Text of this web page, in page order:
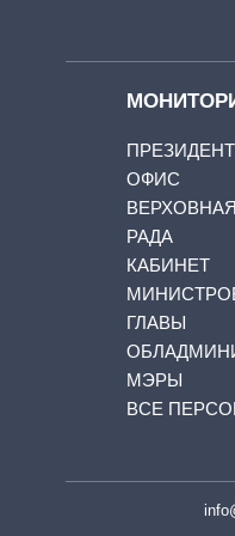
ОФИС
ВЕРХОВНАЯ
РАДА
КАБИНЕТ
ГЛАВЫ
МЭРЫ
ВСЕ